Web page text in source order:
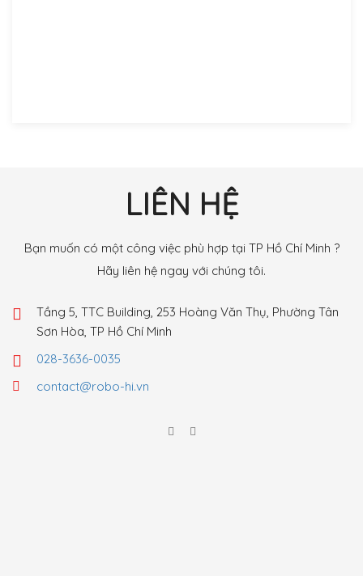
LIÊN HỆ
Bạn muốn có một công việc phù hợp tại TP Hồ Chí Minh ?
Hãy liên hệ ngay với chúng tôi.
Tầng 5, TTC Building, 253 Hoàng Văn Thụ, Phường Tân
Sơn Hòa, TP Hồ Chí Minh
028-3636-0035
contact@robo-hi.vn